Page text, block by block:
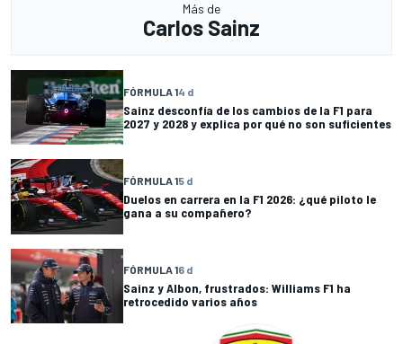
Más de
Carlos Sainz
FÓRMULA 14 d
Sainz desconfía de los cambios de la F1 para
2027 y 2028 y explica por qué no son suficientes
FÓRMULA 15 d
Duelos en carrera en la F1 2026: ¿qué piloto le
gana a su compañero?
FÓRMULA 16 d
Sainz y Albon, frustrados: Williams F1 ha
retrocedido varios años